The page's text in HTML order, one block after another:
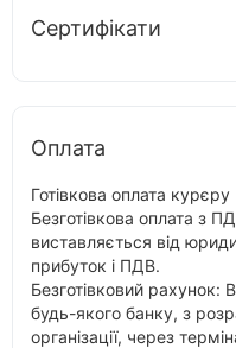
Сертифікати
Оплата
Готівкова оплата
Безготівкова оплата з
виставляється від
прибуток і ПДВ.
Безготівковий рахунок:
будь-якого банку, з
організації, через